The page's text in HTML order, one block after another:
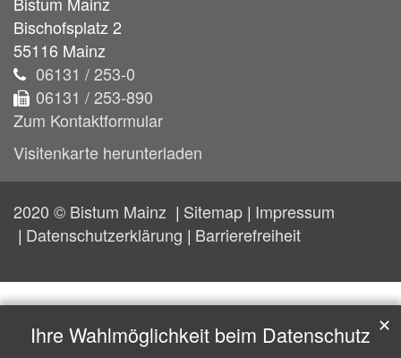
Bischofsplatz 2
55116 Mainz
06131 / 253-0
06131 / 253-890
Zum Kontaktformular
Visitenkarte herunterladen
2020 © Bistum Mainz Sitemap Impressum
Datenschutzerklärung
Barrierefreiheit
Ihre Wahlmöglichkeit beim Datenschutz ✕